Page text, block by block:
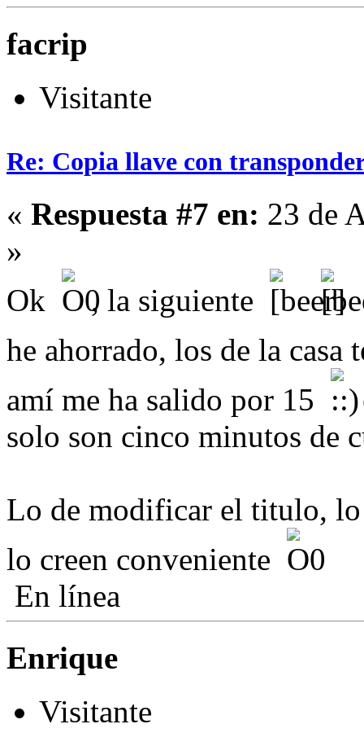
facrip
Visitante
Re: Copia llave con
« Respuesta #7 en: 23 de
»
Ok
, la siguiente
he ahorrado, los de la casa
amí me ha salido por 15
solo son cinco minutos de
Lo de modificar el titulo, lo
lo creen conveniente
En línea
Enrique
Visitante